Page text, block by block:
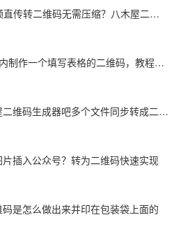
传转二维码无需压缩？八木屋二维
制作一个填写表格的二维码，教程分
维码生成器吧多个文件同步转成二维
插入公众号？转为二维码快速实现
是怎么做出来并印在包装袋上面的